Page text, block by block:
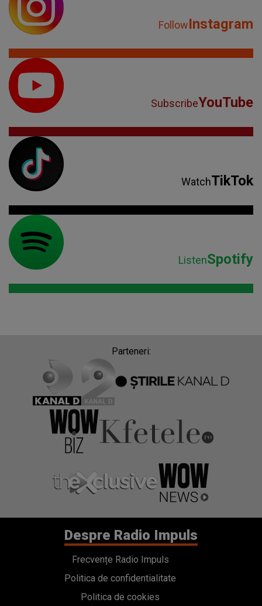
FollowInstagram
SubscribeYouTube
WatchTikTok
ListenSpotify
Parteneri:
Despre Radio Impuls
Frecvențe Radio Impuls
Politica de confidentialitate
Politica de cookies